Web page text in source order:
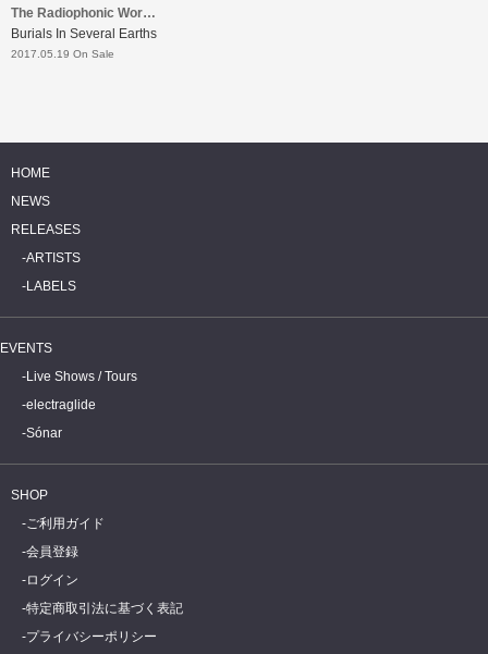
The Radiophonic Workshop
Burials In Several Earths
2017.05.19 On Sale
HOME
NEWS
RELEASES
ARTISTS
LABELS
EVENTS
Live Shows / Tours
electraglide
Sónar
SHOP
ご利用ガイド
会員登録
ログイン
特定商取引法に基づく表記
プライバシーポリシー